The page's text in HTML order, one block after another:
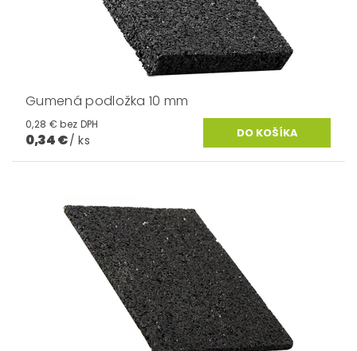
Gumená podložka 10 mm
0,28 € bez DPH
0,34 €/ ks